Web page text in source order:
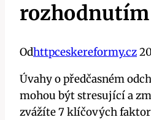
rozhodnutím
Odhttpceskereformy.cz
Úvahy o předčasném
mohou být stresující a
zvážíte 7 klíčových